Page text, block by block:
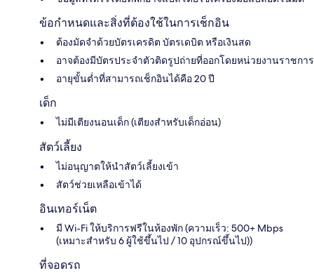
ข้อกำหนดและสิ่งที่ต้องใช้ในการเช็กอิน
ต้องมัดจำด้วยบัตรเครดิต บัตรเดบิต หรือเงินสด
อาจต้องมีบัตรประจำตัวติดรูปถ่ายที่ออกโดยหน่วยงานราชการ
อายุขั้นต่ำที่สามารถเช็กอินได้คือ 20 ปี
เด็ก
ไม่มีเตียงนอนเด็ก (เตียงสำหรับเด็กอ่อน)
สัตว์เลี้ยง
ไม่อนุญาตให้นำสัตว์เลี้ยงเข้า
สัตว์ช่วยเหลือเข้าได้
อินเทอร์เน็ต
มี Wi-Fi ให้บริการฟรีในห้องพัก (ความเร็ว: 500+ Mbps
(เหมาะสำหรับ 6 ผู้ใช้ขึ้นไป / 10 อุปกรณ์ขึ้นไป))
ที่จอดรถ